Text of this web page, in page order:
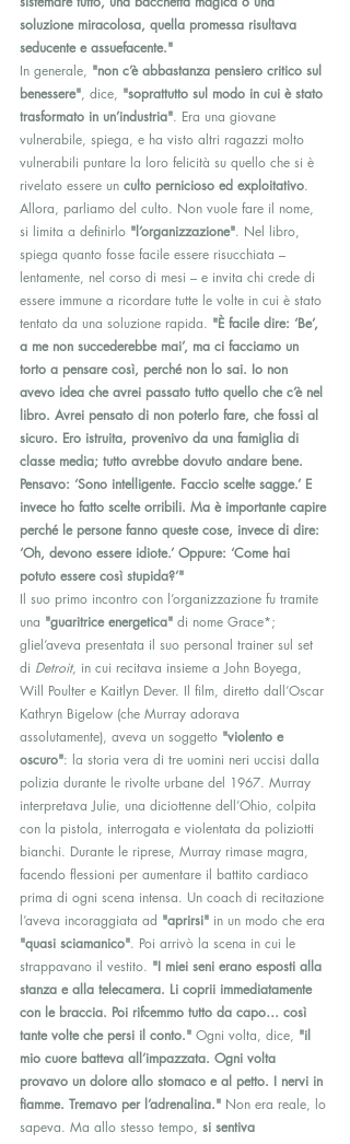
soluzione miracolosa, quella promessa risultava
seducente e assuefacente."
In generale, "non c’è abbastanza pensiero critico sul
benessere", dice, "soprattutto sul modo in cui è stato
trasformato in un’industria". Era una giovane
vulnerabile, spiega, e ha visto altri ragazzi molto
vulnerabili puntare la loro felicità su quello che si è
rivelato essere un culto pernicioso ed exploitativo.
Allora, parliamo del culto. Non vuole fare il nome,
si limita a definirlo "l’organizzazione". Nel libro,
spiega quanto fosse facile essere risucchiata –
lentamente, nel corso di mesi – e invita chi crede di
essere immune a ricordare tutte le volte in cui è stato
tentato da una soluzione rapida. "È facile dire: ‘Be’,
a me non succederebbe mai’, ma ci facciamo un
torto a pensare così, perché non lo sai. Io non
avevo idea che avrei passato tutto quello che c’è nel
libro. Avrei pensato di non poterlo fare, che fossi al
sicuro. Ero istruita, provenivo da una famiglia di
classe media; tutto avrebbe dovuto andare bene.
Pensavo: ‘Sono intelligente. Faccio scelte sagge.’ E
invece ho fatto scelte orribili. Ma è importante capire
perché le persone fanno queste cose, invece di dire:
‘Oh, devono essere idiote.’ Oppure: ‘Come hai
potuto essere così stupida?’"
Il suo primo incontro con l’organizzazione fu tramite
una "guaritrice energetica" di nome Grace*;
gliel’aveva presentata il suo personal trainer sul set
di Detroit, in cui recitava insieme a John Boyega,
Will Poulter e Kaitlyn Dever. Il film, diretto dall’Oscar
Kathryn Bigelow (che Murray adorava
assolutamente), aveva un soggetto "violento e
oscuro": la storia vera di tre uomini neri uccisi dalla
polizia durante le rivolte urbane del 1967. Murray
interpretava Julie, una diciottenne dell’Ohio, colpita
con la pistola, interrogata e violentata da poliziotti
bianchi. Durante le riprese, Murray rimase magra,
facendo flessioni per aumentare il battito cardiaco
prima di ogni scena intensa. Un coach di recitazione
l’aveva incoraggiata ad "aprirsi" in un modo che era
"quasi sciamanico". Poi arrivò la scena in cui le
strappavano il vestito. "I miei seni erano esposti alla
stanza e alla telecamera. Li coprii immediatamente
con le braccia. Poi rifcemmo tutto da capo… così
tante volte che persi il conto." Ogni volta, dice, "il
mio cuore batteva all’impazzata. Ogni volta
provavo un dolore allo stomaco e al petto. I nervi in
fiamme. Tremavo per l’adrenalina." Non era reale, lo
sapeva. Ma allo stesso tempo, si sentiva